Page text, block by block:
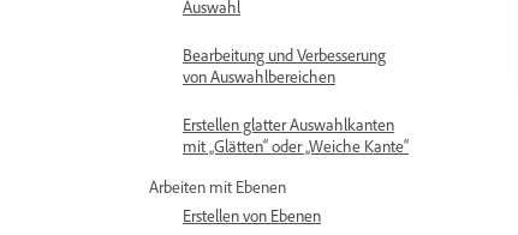
Auswahl
Bearbeitung und Verbesserung
von Auswahlbereichen
Erstellen glatter Auswahlkanten
mit „Glätten“ oder „Weiche Kante“
Arbeiten mit Ebenen
Erstellen von Ebenen